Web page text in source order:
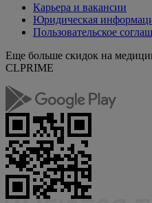
Карьера и вакансии
Юридическая
Пользовательское
Еще больше скидок на
CLPRIME